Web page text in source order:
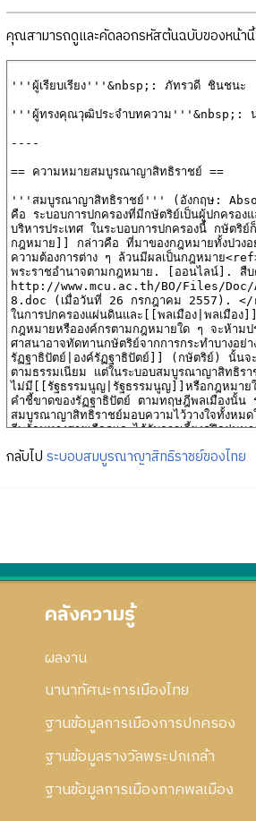
คุณสามารถดูและคัดลอกรหัสต้นฉบับของหน้านี้
กลับไป ระบอบสมบูรณาญาสิทธิราชย์ของไทย
คลังความรู้
ผลงาน
นานาทัศนะการเมืองไทย
ฐานข้อมูลการเมืองการปกครอง
ฐานข้อมูลรางวัลพระปกเกล้า
ฐานข้อมูลการเมืองภาคพลเมือง